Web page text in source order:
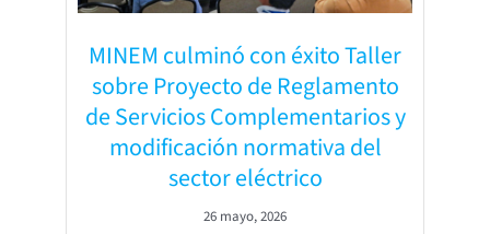
MINEM culminó con éxito Taller
sobre Proyecto de Reglamento
de Servicios Complementarios y
modificación normativa del
sector eléctrico
26 mayo, 2026